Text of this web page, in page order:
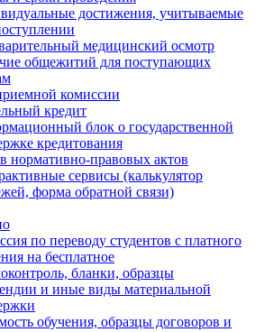
достижения, учитываемые
медицинский осмотр
общежитий для поступающих
комиссии
кредит
блок о государственной
кредитования
нормативно-правовых актов
сервисы (калькулятор
форма обратной связи)
по переводу студентов с платного
на бесплатное
бланки, образцы
и иные виды материальной
обучения, образцы договоров и